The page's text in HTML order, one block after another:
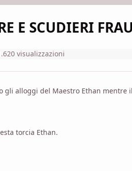
E SCUDIERI
visualizzazioni
gli alloggi del Maestro Ethan
torcia Ethan.